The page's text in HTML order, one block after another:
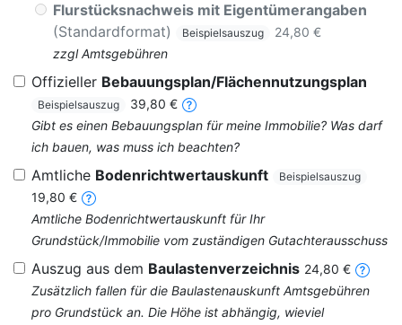
Flurstücksnachweis mit Eigentümerangaben
(Standardformat)
Beispielsauszug
24,80 €
zzgl Amtsgebühren
Offizieller Bebauungsplan/Flächennutzungsplan
Beispielsauszug
39,80 €
Gibt es einen Bebauungsplan für meine Immobilie? Was darf
ich bauen, was muss ich beachten?
Amtliche Bodenrichtwertauskunft Beispielsauszug
19,80 €
Amtliche Bodenrichtwertauskunft für Ihr
Grundstück/Immobilie vom zuständigen Gutachterausschuss
Auszug aus dem Baulastenverzeichnis 24,80 €
Zusätzlich fallen für die Baulastenauskunft Amtsgebühren
pro Grundstück an. Die Höhe ist abhängig, wieviel